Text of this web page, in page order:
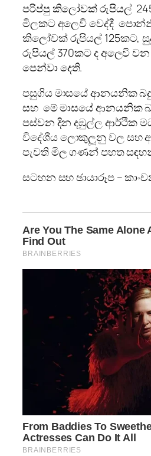
පරිප්පු කිලෝවක් රුපියල්
මිලකට අලෙවි වෙද්දී
කිලෝවක් රුපියල් 125කට,
රුපියල් 370කට ද අලෙවි
පෙන්වා දෙති.
පසුගිය මාසයේ ආනයනික
සහ මේ මාසයේ ආනයනික
පස්වන දින දඹුල්ල ආර්ථික
විදේශීය ලොකුලූනු වල සහ
පැවති මිල ගණන් පහත
සටහන සහ ඡායාරූප –